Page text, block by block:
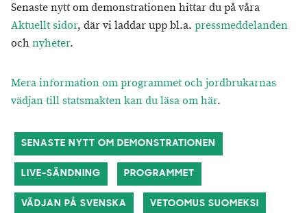
Senaste nytt om demonstrationen hittar du på våra
Aktuellt sidor, där vi laddar upp bl.a. pressmeddelanden
ochnyheter.
Mera information om programmet och jordbrukarnas
vädjan till statsmakten kan du läsa om här.
SENASTE NYTT OM DEMONSTRATIONEN
LIVE-SÄNDNING PROGRAMMET
VÄDJAN PÅ SVENSKA VETOOMUS SUOMEKSI